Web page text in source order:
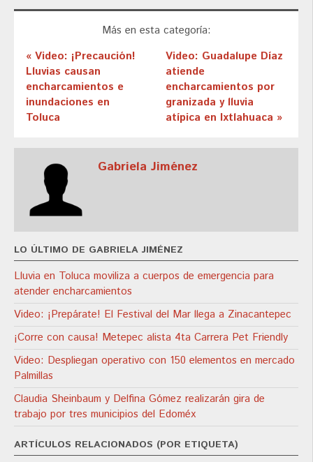
Más en esta categoría:
« Video: ¡Precaución!
Lluvias causan
encharcamientos e
inundaciones en
Toluca
Video: Guadalupe Díaz
atiende
encharcamientos por
granizada y lluvia
atípica en Ixtlahuaca »
Gabriela Jiménez
LO ÚLTIMO DE GABRIELA JIMÉNEZ
Lluvia en Toluca moviliza a cuerpos de emergencia para
atender encharcamientos
Video: ¡Prepárate! El Festival del Mar llega a Zinacantepec
¡Corre con causa! Metepec alista 4ta Carrera Pet Friendly
Video: Despliegan operativo con 150 elementos en mercado
Palmillas
Claudia Sheinbaum y Delfina Gómez realizarán gira de
trabajo por tres municipios del Edoméx
ARTÍCULOS RELACIONADOS (POR ETIQUETA)